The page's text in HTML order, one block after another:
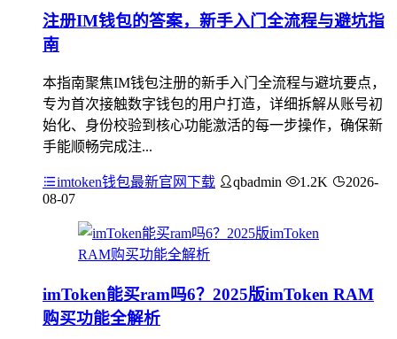
注册IM钱包的答案，新手入门全流程与避坑指
南
本指南聚焦IM钱包注册的新手入门全流程与避坑要点，
专为首次接触数字钱包的用户打造，详细拆解从账号初
始化、身份校验到核心功能激活的每一步操作，确保新
手能顺畅完成注...
imtoken钱包最新官网下载 qbadmin 1.2K
2026-
08-07
imToken能买ram吗6？2025版imToken RAM
购买功能全解析